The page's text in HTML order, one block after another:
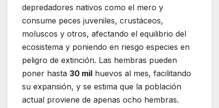
depredadores nativos como el mero y
consume peces juveniles, crustáceos,
moluscos y otros, afectando el equilibrio del
ecosistema y poniendo en riesgo especies en
peligro de extinción. Las hembras pueden
poner hasta 30 mil huevos al mes, facilitando
su expansión, y se estima que la población
actual proviene de apenas ocho hembras.